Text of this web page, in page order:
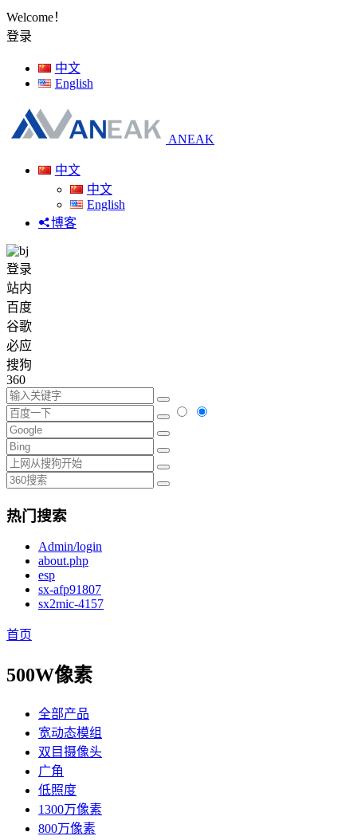
Welcome！
登录
中文
English
ANEAK
中文
中文
English
博客
登录
站内
百度
谷歌
必应
搜狗
360
热门搜索
Admin/login
about.php
esp
sx-afp91807
sx2mic-4157
首页
500W像素
全部产品
宽动态模组
双目摄像头
广角
低照度
1300万像素
800万像素